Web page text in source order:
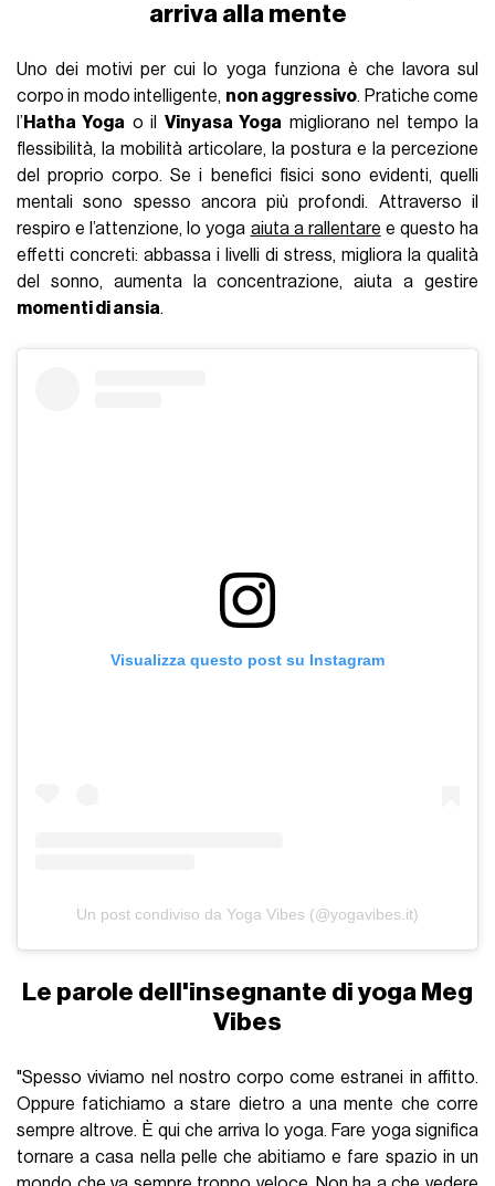
arriva alla mente
Uno dei motivi per cui lo yoga funziona è che lavora sul
corpo in modo intelligente, non aggressivo. Pratiche come
l’ Hatha Yoga o il Vinyasa Yoga migliorano nel tempo la
flessibilità, la mobilità articolare, la postura e la percezione
del proprio corpo. Se i benefici fisici sono evidenti, quelli
mentali sono spesso ancora più profondi. Attraverso il
respiro e l’attenzione, lo yoga aiuta a rallentare e questo ha
effetti concreti: abbassa i livelli di stress, migliora la qualità
del sonno, aumenta la concentrazione, aiuta a gestire
momenti di ansia.
Visualizza questo post su Instagram
Un post condiviso da Yoga Vibes (@yogavibes.it)
Le parole dell'insegnante di yoga Meg
Vibes
"Spesso viviamo nel nostro corpo come estranei in affitto.
Oppure fatichiamo a stare dietro a una mente che corre
sempre altrove. È qui che arriva lo yoga. Fare yoga significa
tornare a casa nella pelle che abitiamo e fare spazio in un